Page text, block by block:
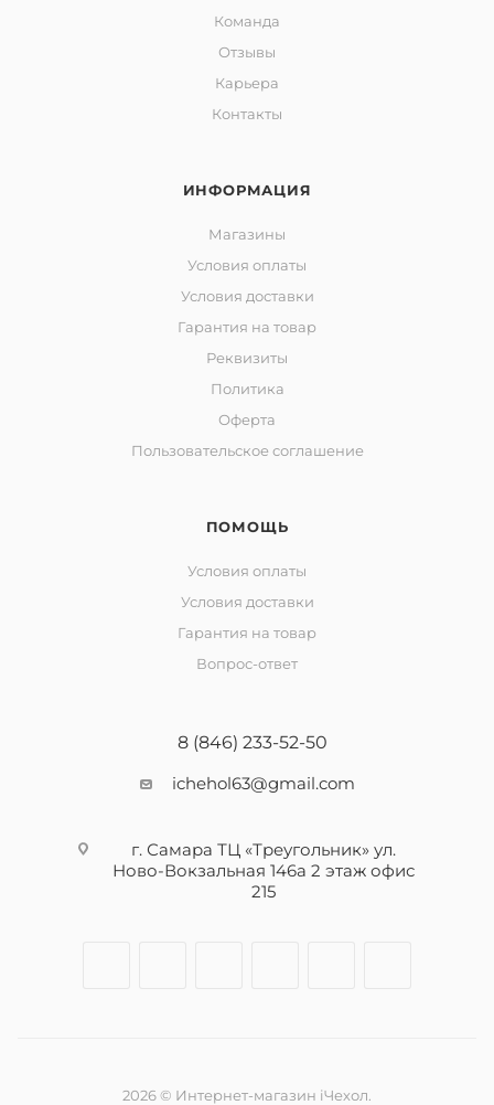
Команда
Отзывы
Карьера
Контакты
ИНФОРМАЦИЯ
Магазины
Условия оплаты
Условия доставки
Гарантия на товар
Реквизиты
Политика
Оферта
Пользовательское соглашение
ПОМОЩЬ
Условия оплаты
Условия доставки
Гарантия на товар
Вопрос-ответ
8 (846) 233-52-50
ichehol63@gmail.com
г. Самара ТЦ «Треугольник» ул.
Ново-Вокзальная 146а 2 этаж офис
215
2026 © Интернет-магазин iЧехол.